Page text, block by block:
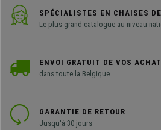
SPÉCIALISTES EN CHAISES
Le plus grand catalogue au niveau
ENVOI GRATUIT DE VOS
dans toute la Belgique
GARANTIE DE RETOUR
Jusqu'à 30 jours